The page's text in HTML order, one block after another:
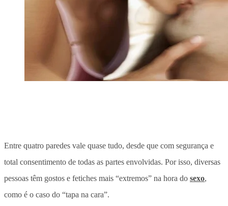
Entre quatro paredes vale quase tudo, desde que com segurança e
total consentimento de todas as partes envolvidas. Por isso, diversas
pessoas têm gostos e fetiches mais “extremos” na hora do sexo,
como é o caso do “tapa na cara”.